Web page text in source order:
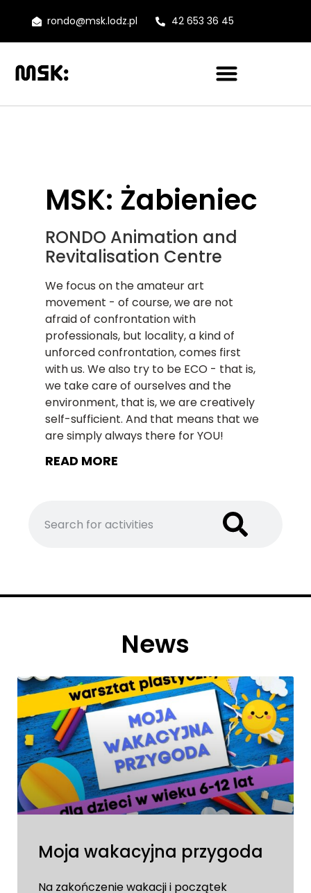
rondo@msk.lodz.pl 42 653 36 45
MSK: Żabieniec
RONDO Animation and
Revitalisation Centre
We focus on the amateur art
movement - of course, we are not
afraid of confrontation with
professionals, but locality, a kind of
unforced confrontation, comes first
with us. We also try to be ECO - that is,
we take care of ourselves and the
environment, that is, we are creatively
self-sufficient. And that means that we
are simply always there for YOU!
READ MORE
News
Moja wakacyjna przygoda
Na zakończenie wakacji i początek